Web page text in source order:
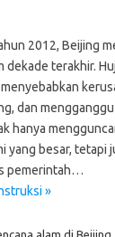
2012, Beijing
dekade terakhir.
dan
hanya
yang besar, tetapi
pemerintah…
»
alam di Beijing ,